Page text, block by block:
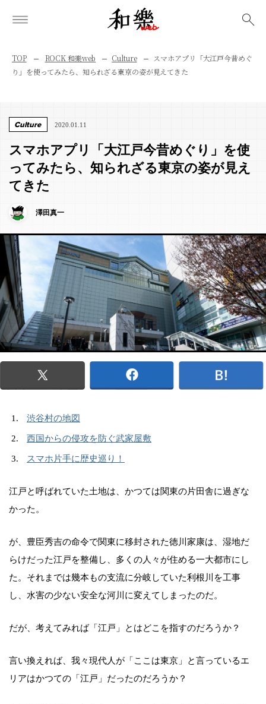
TOP ROCK 和樂web Culture
スマホアプリ「大江戸今昔めぐ
り」を使ってみたら、知られざる東京の姿が見えてきた
Culture 2020.01.11
スマホアプリ「大江戸今昔めぐり」を使
ってみたら、知られざる東京の姿が見え
てきた
澤田真一
渋谷村の地図
西国からの侵攻を防ぐ武家屋敷
スマホ片手に歴史巡り！
江戸と呼ばれていた土地は、かつては関東の片田舎に過ぎな
かった。
が、豊臣秀吉の命令で関東に移封された徳川家康は、湿地だ
らけだった江戸を整備し、多くの人々が住める一大都市にし
た。それまでは幾本もの支流に分岐していた利根川を工事
し、水害の少ない安全な河川に変えてしまったのだ。
だが、考えてみれば「江戸」とはどこを指すのだろうか？
言い換えれば、我々現代人が「ここは東京」と言っているエ
リアはかつての「江戸」だったのだろうか？